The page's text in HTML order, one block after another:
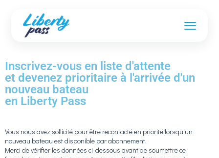
Inscrivez-vous en liste d'attente
et devenez prioritaire à l'arrivée d'un
nouveau bateau
en Liberty Pass